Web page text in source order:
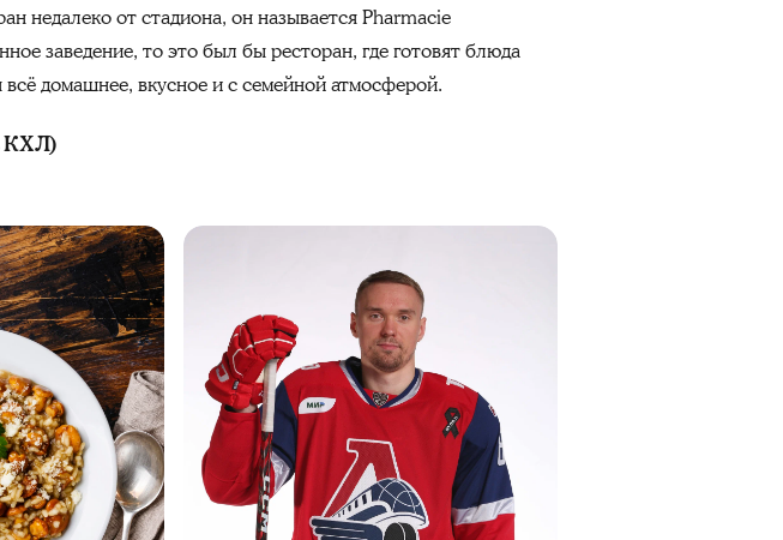
от стадиона, он называется Pharmacie
заведение, то это был бы ресторан, где готовят блюда
домашнее, вкусное и с семейной атмосферой.
КХЛ)